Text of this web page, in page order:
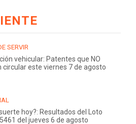
SERVIR
vehicular: Patentes que NO
circular este viernes 7 de agosto
hoy?: Resultados del Loto
del jueves 6 de agosto